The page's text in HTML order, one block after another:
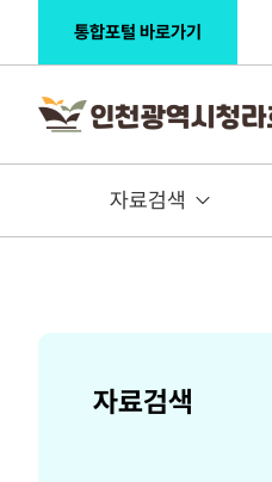
통합포털 바로가기
자료검색
자료검색